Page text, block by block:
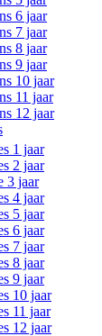
6 jaar
7 jaar
8 jaar
9 jaar
10 jaar
11 jaar
12 jaar
1 jaar
2 jaar
3 jaar
4 jaar
5 jaar
6 jaar
7 jaar
8 jaar
9 jaar
10 jaar
11 jaar
12 jaar